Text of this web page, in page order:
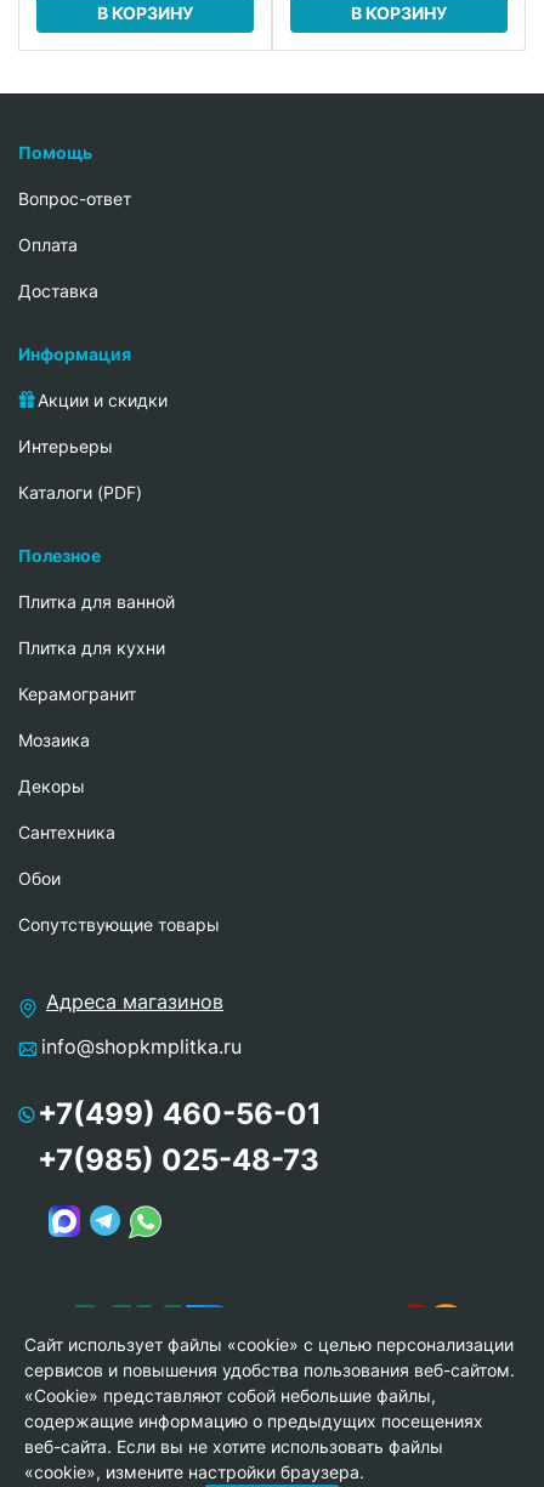
В КОРЗИНУ В КОРЗИНУ
Помощь
Вопрос-ответ
Oплата
Доставка
Информация
Акции и скидки
Интерьеры
Каталоги (PDF)
Полезное
Плитка для ванной
Плитка для кухни
Керамогранит
Мозаика
Декоры
Сантехника
Обои
Сопутствующие товары
Адреса магазинов
info@shopkmplitka.ru
+7(499) 460-56-01
+7(985) 025-48-73
© Copyright 2013-2026 KERAMA MARAZZI, ООО «Гамма
Керамика»
Сайт использует файлы «cookie» с целью персонализации
сервисов и повышения удобства пользования веб-сайтом.
«Cookie» представляют собой небольшие файлы,
содержащие информацию о предыдущих посещениях
веб-сайта. Если вы не хотите использовать файлы
«cookie», измените настройки браузера.